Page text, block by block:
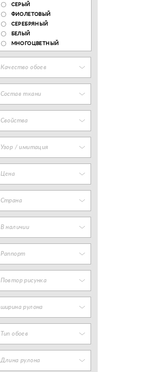
СЕРЫЙ
ФИОЛЕТОВЫЙ
СЕРЕБРЯНЫЙ
БЕЛЫЙ
МНОГОЦВЕТНЫЙ
Качество обоев
Состав ткани
Свойства
Узор / имитация
Цена
Страна
В наличии
Раппорт
Повтор рисунка
ширина рулона
Тип обоев
Длина рулона